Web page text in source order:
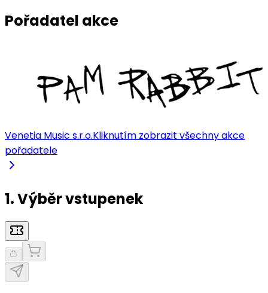
Pořadatel akce
Venetia Music s.r.o.Kliknutím zobrazit všechny akce
pořadatele
1. Výběr vstupenek